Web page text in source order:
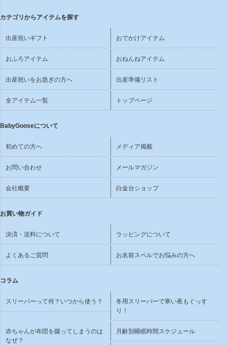
カテゴリからアイテムを探す
出産祝いギフト おでかけアイテム
おふろアイテム おねんねアイテム
出産祝いをお急ぎの方へ 出産準備リスト
全アイテム一覧 トップページ
BabyGooseについて
初めての方へ メディア掲載
お問い合わせ メールマガジン
会社概要 白金台ショップ
お買い物ガイド
決済・送料について ラッピングについて
よくあるご質問 お名前スペルでお悩みの方へ
コラム
スリーパーって何？いつから使う？
冬用スリーパーで寒い夜もぐっす
り！
赤ちゃんが布団を蹴ってしまうのは
なぜ？
月齢別睡眠時間スケジュール